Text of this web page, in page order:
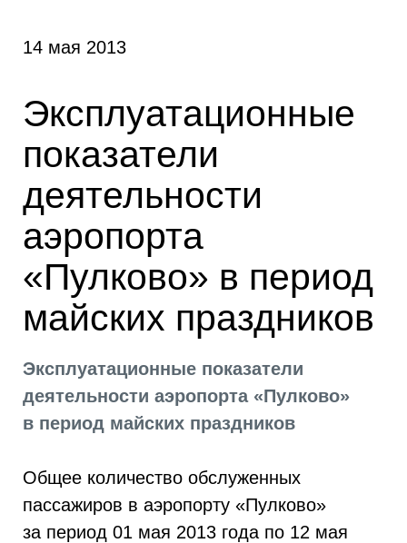
14 мая 2013
Эксплуатационные
показатели
деятельности
аэропорта
«Пулково» в период
майских праздников
Эксплуатационные показатели
деятельности аэропорта «Пулково»
в период майских праздников
Общее количество обслуженных
пассажиров в аэропорту «Пулково»
за период 01 мая 2013 года по 12 мая